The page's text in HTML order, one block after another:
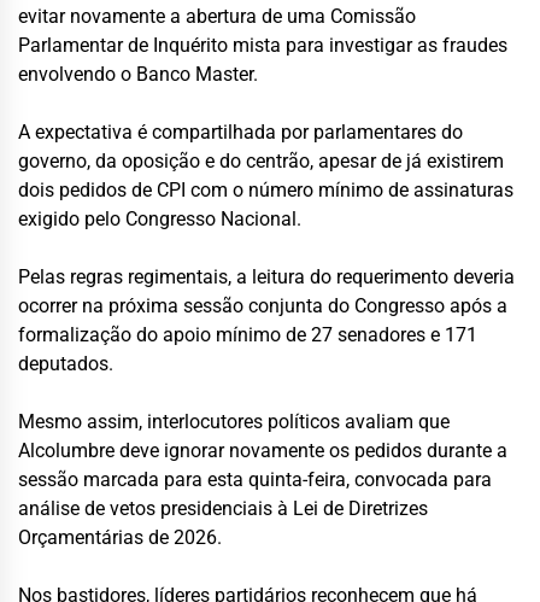
evitar novamente a abertura de uma Comissão
Parlamentar de Inquérito mista para investigar as fraudes
envolvendo o Banco Master.
A expectativa é compartilhada por parlamentares do
governo, da oposição e do centrão, apesar de já existirem
dois pedidos de CPI com o número mínimo de assinaturas
exigido pelo Congresso Nacional.
Pelas regras regimentais, a leitura do requerimento deveria
ocorrer na próxima sessão conjunta do Congresso após a
formalização do apoio mínimo de 27 senadores e 171
deputados.
Mesmo assim, interlocutores políticos avaliam que
Alcolumbre deve ignorar novamente os pedidos durante a
sessão marcada para esta quinta-feira, convocada para
análise de vetos presidenciais à Lei de Diretrizes
Orçamentárias de 2026.
Nos bastidores, líderes partidários reconhecem que há